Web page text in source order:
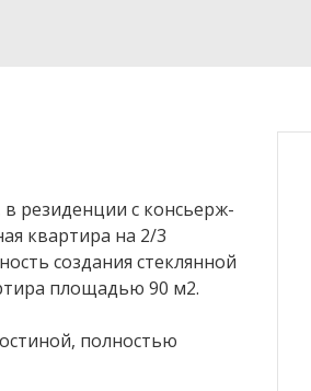
резиденции с консьерж-
квартира на 2/3
создания стеклянной
площадью 90 м2.
полностью